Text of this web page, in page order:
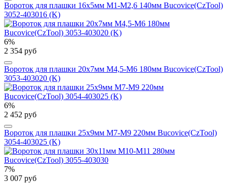
Вороток для плашки 16х5мм М1-М2,6 140мм Bucovice(CzTool)
3052-403016 (K)
6%
2 354 руб
Вороток для плашки 20х7мм М4,5-М6 180мм Bucovice(CzTool)
3053-403020 (K)
6%
2 452 руб
Вороток для плашки 25х9мм М7-М9 220мм Bucovice(CzTool)
3054-403025 (K)
7%
3 007 руб